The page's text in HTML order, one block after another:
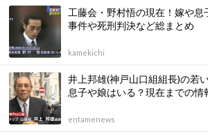
工藤会・野村悟の現在！嫁や
事件や死刑判決など総まとめ
kamekichi
井上邦雄(神戸山口組組長)の若
息子や娘はいる？現在までの情
entamenews